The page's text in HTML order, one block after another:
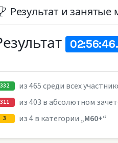
Результат и занятые
332 из 465 среди всех
311 из 403 в абсолютном
3 из 4 в категории „M60+“